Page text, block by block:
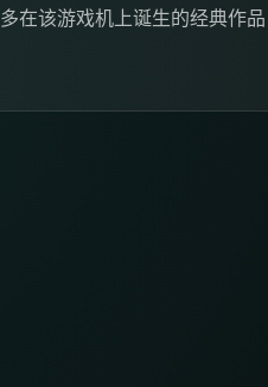
在该游戏机上诞生的经典作